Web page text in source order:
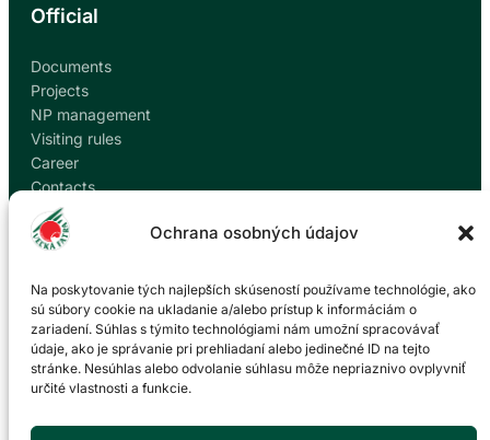
Ochrana osobných údajov
Na poskytovanie tých najlepších skúseností používame technológie, ako
sú súbory cookie na ukladanie a/alebo prístup k informáciám o
zariadení. Súhlas s týmito technológiami nám umožní spracovávať
údaje, ako je správanie pri prehliadaní alebo jedinečné ID na tejto
stránke. Nesúhlas alebo odvolanie súhlasu môže nepriaznivo ovplyvniť
určité vlastnosti a funkcie.
Official
Documents
Projects
NP management
Visiting rules
Career
Contacts
Report corruption
Contact
Administration of the Veľká Fatra National Park
based in Martin
P. O. Hviezdoslava 73/38